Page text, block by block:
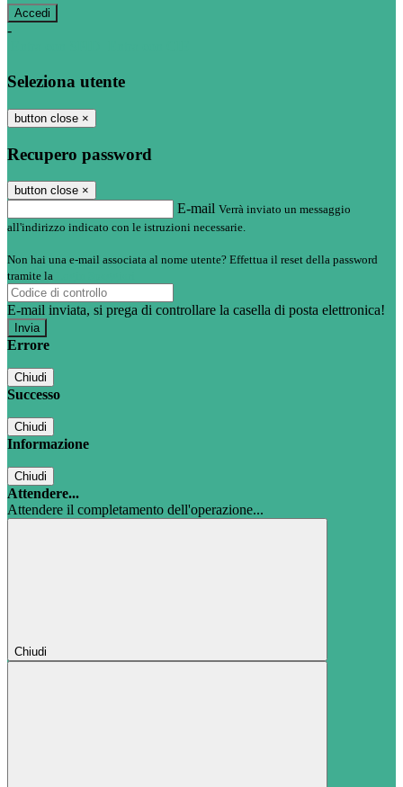
-
Seleziona utente
button close ×
Recupero password
button close ×
E-mail Verrà inviato un messaggio
all'indirizzo indicato con le istruzioni necessarie.
Non hai una e-mail associata al nome utente? Effettua il reset della password
tramite la
E-mail inviata, si prega di controllare la casella di posta elettronica!
Errore
Chiudi
Successo
Chiudi
Informazione
Chiudi
Attendere...
Attendere il completamento dell'operazione...
Chiudi